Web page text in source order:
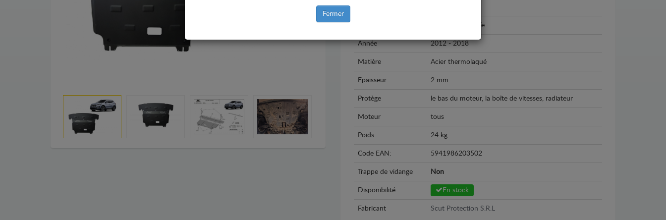
Hyundai Santa Fe
Année 2012 - 2018
Matière Acier thermolaqué
Epaisseur 2 mm
Protège le bas du moteur, la boîte de vitesses, radiateur
Moteur tous
Poids 24 kg
Code EAN: 5941986203502
Trappe de vidange Non
Disponibilité En stock
Fabricant Scut Protection S.R.L
Fermer